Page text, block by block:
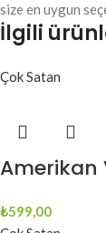
size en uygun
İlgili
Çok Satan
Amerikan
₺599,00